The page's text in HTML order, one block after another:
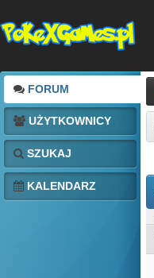
FORUM
UŻYTKOWNICY
SZUKAJ
KALENDARZ